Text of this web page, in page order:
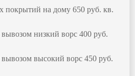
покрытий на дому 650 руб. кв.
низкий ворс 400 руб.
высокий ворс 450 руб.